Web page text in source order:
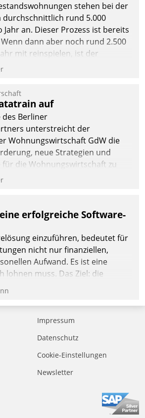
stehen bei der
durchschnittlich rund 5.000
an. Dieser Prozess ist bereits
dann aber noch rund 2.500
mit reinspielen, ist der
immens. Im
daher
Berliner Datatrain GmbH den
digitalisiert.
auf
Berliner
unterstreicht der
Wohnungswirtschaft GdW die
neue Strategien und
die Wohnungswirtschaft zu
erfolgreiche Software-
einzuführen, bedeutet für
nicht nur finanziellen,
Aufwand. Es ist eine
lohnen muss. Das Ziel: die
der Geschäftsabläufe. Damit
wird, sollten einige Grundregeln
Impressum
Datenschutz
Cookie-Einstellungen
Newsletter